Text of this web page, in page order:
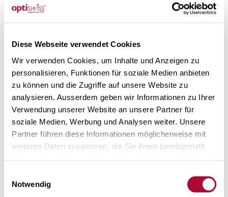
Diese Webseite verwendet Cookies
Wir verwenden Cookies, um Inhalte und Anzeigen zu
personalisieren, Funktionen für soziale Medien anbieten
zu können und die Zugriffe auf unsere Website zu
analysieren. Ausserdem geben wir Informationen zu Ihrer
Verwendung unserer Website an unsere Partner für
soziale Medien, Werbung und Analysen weiter. Unsere
Partner führen diese Informationen möglicherweise mit
weiteren Daten zusammen, die Sie ihnen bereitgestellt
Daten und Ihre Rechte zu erfahren
Notwendig
More frames
More frames from the «Comfort